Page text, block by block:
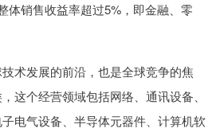
体销售收益率超过5%，即金融、零
发展的前沿，也是全球竞争的焦
这个经营领域包括网络、通讯设备、
电气设备、半导体元器件、计算机软